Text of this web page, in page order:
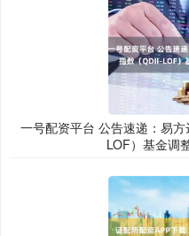
一号配资平台 公告速递：易
LOF）基金调